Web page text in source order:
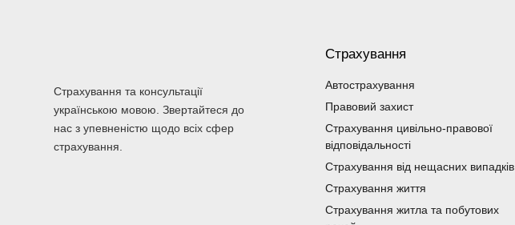
Страхування та консультації
українською мовою. Звертайтеся до
нас з упевненістю щодо всіх сфер
страхування.
Страхування
Автострахування
Правовий захист
Страхування цивільно-правової
відповідальності
Страхування від нещасних випадків
Страхування життя
Страхування житла та побутових